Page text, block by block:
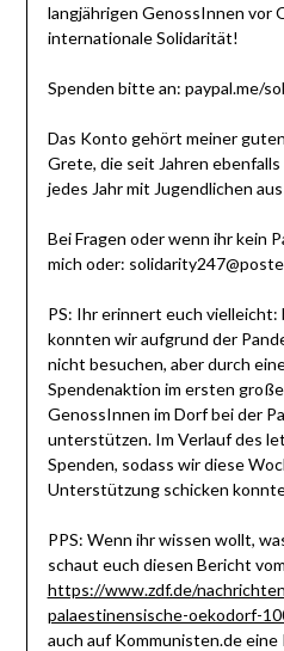
langjährigen GenossInnen vor
internationale Solidarität!
Spenden bitte an: paypal.me/
Das Konto gehört meiner
Grete, die seit Jahren
jedes Jahr mit Jugendlichen
Bei Fragen oder wenn ihr kein
mich oder:
PS: Ihr erinnert euch
konnten wir aufgrund der
nicht besuchen, aber durch
Spendenaktion im ersten
GenossInnen im Dorf bei der
unterstützen. Im Verlauf des
Spenden, sodass wir diese
Unterstützung schicken
PPS: Wenn ihr wissen wollt,
schaut euch diesen Bericht
https://www.zdf.de/
palaestinensische-oekodorf-
auch auf Kommunisten.de eine